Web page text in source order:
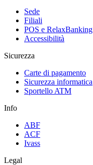
Sede
Filiali
POS e RelaxBanking
Accessibilità
Sicurezza
Carte di pagamento
Sicurezza informatica
Sportello ATM
Info
ABF
ACF
Ivass
Legal